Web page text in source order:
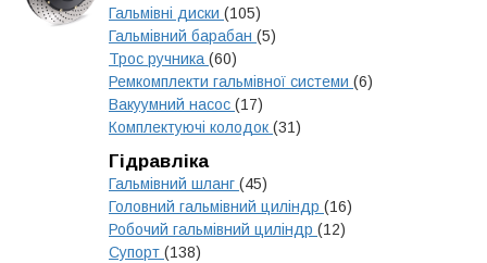
Гальмівні диски (105)
Гальмівний барабан (5)
Трос ручника (60)
Ремкомплекти гальмівної системи (6)
Вакуумний насос (17)
Комплектуючі колодок (31)
Гідравліка
Гальмівний шланг (45)
Головний гальмівний циліндр (16)
Робочий гальмівний циліндр (12)
Супорт (138)